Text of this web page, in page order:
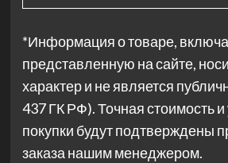
*Информация о товаре,
представленную на сайте,
характер и не является
437 ГК РФ). Точная стоимость
покупки будут подтверждены
заказа нашим менеджером.